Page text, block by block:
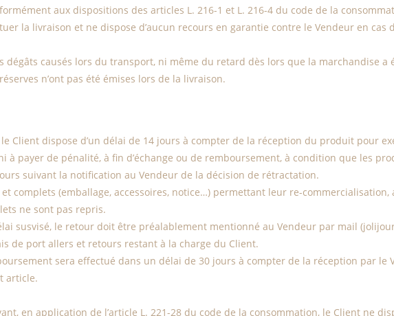
aux dispositions des articles L. 216-1 et L. 216-4 du code de la
la livraison et ne dispose d’aucun recours en garantie contre le Vendeur en cas
causés lors du transport, ni même du retard dès lors que la marchandise a
n’ont pas été émises lors de la livraison.
Client dispose d’un délai de 14 jours à compter de la réception du produit pour
à payer de pénalité, à fin d’échange ou de remboursement, à condition que les
suivant la notification au Vendeur de la décision de rétractation.
complets (emballage, accessoires, notice…) permettant leur re-commercialisation,
ne sont pas repris.
susvisé, le retour doit être préalablement mentionné au Vendeur par mail
de port allers et retours restant à la charge du Client.
sera effectué dans un délai de 30 jours à compter de la réception par
article.
en application de l’article L. 221-28 du code de la consommation, le Client ne